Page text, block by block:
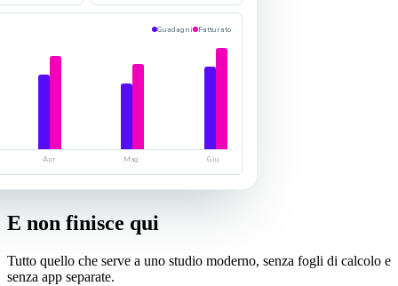
Guadagni Fatturato
Apr Mag Giu
E non finisce qui
Tutto quello che serve a uno studio moderno, senza fogli di calcolo e
senza app separate.